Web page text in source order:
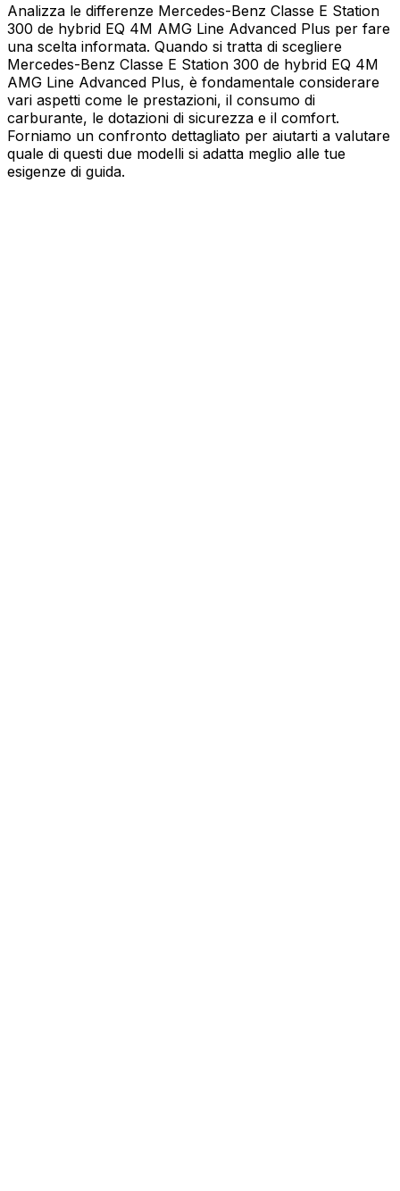
Analizza le differenze Mercedes-Benz Classe E Station
300 de hybrid EQ 4M AMG Line Advanced Plus per fare
una scelta informata. Quando si tratta di scegliere
Mercedes-Benz Classe E Station 300 de hybrid EQ 4M
AMG Line Advanced Plus, è fondamentale considerare
vari aspetti come le prestazioni, il consumo di
carburante, le dotazioni di sicurezza e il comfort.
Forniamo un confronto dettagliato per aiutarti a valutare
quale di questi due modelli si adatta meglio alle tue
esigenze di guida.